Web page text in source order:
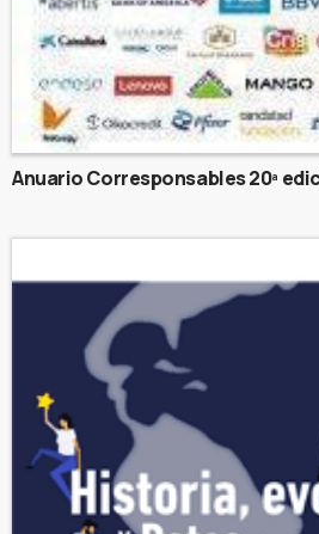
Anuario Corresponsables 20ª